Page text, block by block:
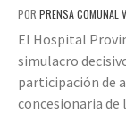
POR PRENSA COMUNAL
El Hospital
simulacro
participación de
concesionaria de